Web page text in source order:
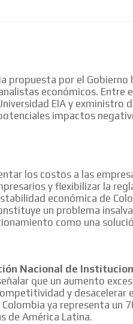
propuesta por el Gobierno
económicos. Entre
EIA y exministro
impactos
los costos a las
y flexibilizar la
económica de
un problema
como una
Nacional de
que un aumento
y desacelerar el
ya representa un
de América Latina.